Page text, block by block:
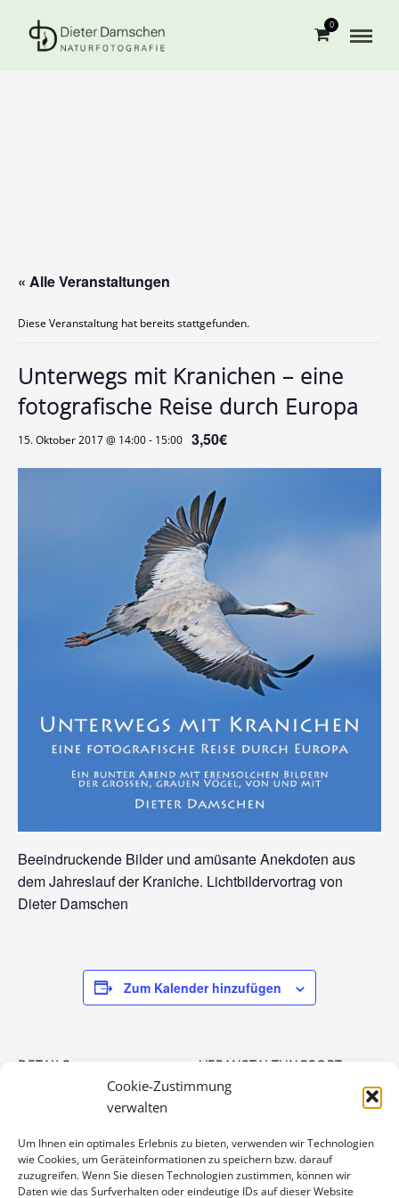
Cookie-Zustimmung
verwalten
Um Ihnen ein optimales Erlebnis zu bieten, verwenden wir Technologien
wie Cookies, um Geräteinformationen zu speichern bzw. darauf
zuzugreifen. Wenn Sie diesen Technologien zustimmen, können wir
Daten wie das Surfverhalten oder eindeutige IDs auf dieser Website
0
« Alle Veranstaltungen
Diese Veranstaltung hat bereits stattgefunden.
Unterwegs mit Kranichen – eine
fotografische Reise durch Europa
15. Oktober 2017 @ 14:00- 15:00 3,50€
Beeindruckende Bilder und amüsante Anekdoten aus
dem Jahreslauf der Kraniche. Lichtbildervortrag von
Dieter Damschen
Zum Kalender hinzufügen
DETAILS
15. Oktober 2017
Zeit:
14:00 - 15:00
Eintritt:
VERANSTALTUNGSORT
Gronauer Lichtspiele
Gronau/Leine
31028
Deutschland
Telefon